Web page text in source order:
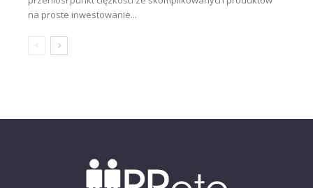
na proste inwestowanie...